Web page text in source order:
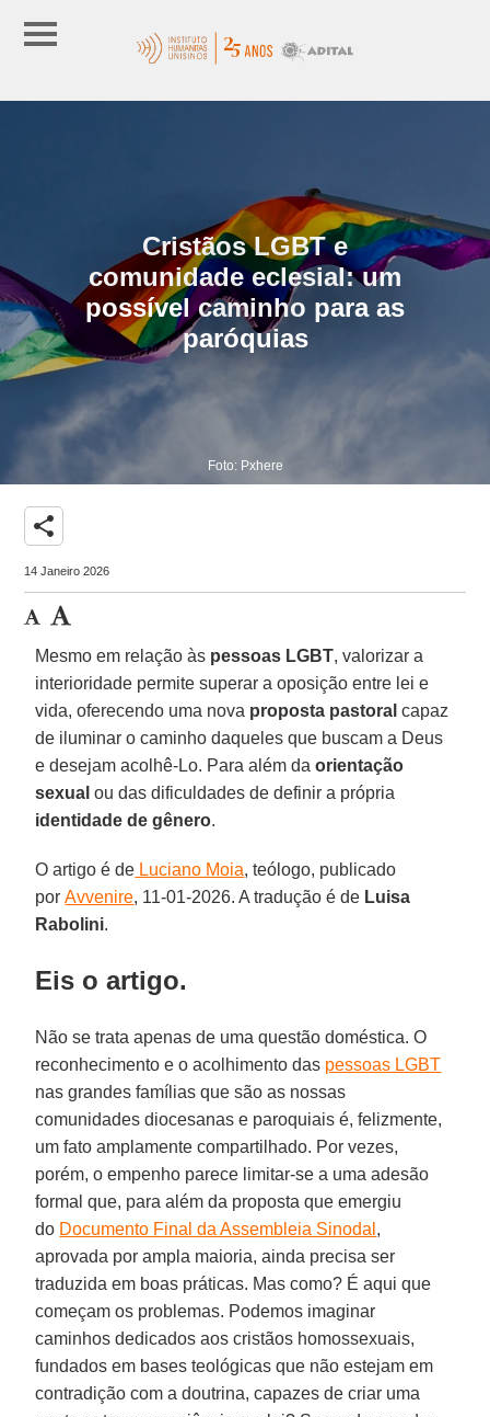
Cristãos LGBT e
comunidade eclesial: um
possível caminho para as
paróquias
Foto: Pxhere
share
14 Janeiro 2026
Mesmo em relação às pessoas LGBT, valorizar a
interioridade permite superar a oposição entre lei e
vida, oferecendo uma nova proposta pastoral capaz
de iluminar o caminho daqueles que buscam a Deus
e desejam acolhê-Lo. Para além da orientação
sexual ou das dificuldades de definir a própria
identidade de gênero.
O artigo é de Luciano Moia, teólogo, publicado
porAvvenire, 11-01-2026. A tradução é de Luisa
Rabolini.
Eis o artigo.
Não se trata apenas de uma questão doméstica. O
reconhecimento e o acolhimento das pessoas LGBT
nas grandes famílias que são as nossas
comunidades diocesanas e paroquiais é, felizmente,
um fato amplamente compartilhado. Por vezes,
porém, o empenho parece limitar-se a uma adesão
formal que, para além da proposta que emergiu
do Documento Final da Assembleia Sinodal ,
aprovada por ampla maioria, ainda precisa ser
traduzida em boas práticas. Mas como? É aqui que
começam os problemas. Podemos imaginar
caminhos dedicados aos cristãos homossexuais,
fundados em bases teológicas que não estejam em
contradição com a doutrina, capazes de criar uma